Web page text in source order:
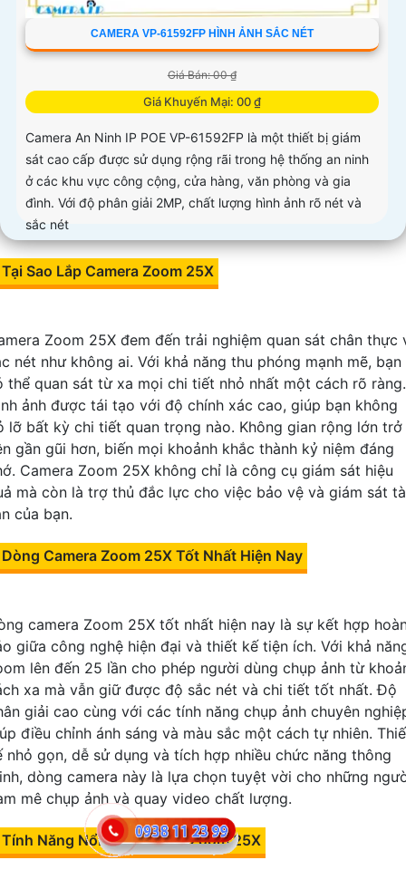
CAMERA VP-61592FP HÌNH ẢNH SẮC NÉT
Giá Bán: 00 ₫
Giá Khuyến Mại: 00 ₫
Camera An Ninh IP POE VP-61592FP là một thiết bị giám
sát cao cấp được sử dụng rộng rãi trong hệ thống an ninh
ở các khu vực công cộng, cửa hàng, văn phòng và gia
đình. Với độ phân giải 2MP, chất lượng hình ảnh rõ nét và
sắc nét
Tại Sao Lắp Camera Zoom 25X
Zoom 25X đem đến trải nghiệm quan sát chân thực
nét như không ai. Với khả năng thu phóng mạnh mẽ, bạn
thể quan sát từ xa mọi chi tiết nhỏ nhất một cách rõ ràng.
ảnh được tái tạo với độ chính xác cao, giúp bạn không
lỡ bất kỳ chi tiết quan trọng nào. Không gian rộng lớn trở
gần gũi hơn, biến mọi khoảnh khắc thành kỷ niệm đáng
Camera Zoom 25X không chỉ là công cụ giám sát hiệu
mà còn là trợ thủ đắc lực cho việc bảo vệ và giám sát
của bạn.
Dòng Camera Zoom 25X Tốt Nhất Hiện Nay
camera Zoom 25X tốt nhất hiện nay là sự kết hợp
giữa công nghệ hiện đại và thiết kế tiện ích. Với khả
lên đến 25 lần cho phép người dùng chụp ảnh từ
xa mà vẫn giữ được độ sắc nét và chi tiết tốt nhất. Độ
giải cao cùng với các tính năng chụp ảnh chuyên
điều chỉnh ánh sáng và màu sắc một cách tự nhiên.
nhỏ gọn, dễ sử dụng và tích hợp nhiều chức năng thông
dòng camera này là lựa chọn tuyệt vời cho những
mê chụp ảnh và quay video chất lượng.
Tính Năng Nổi Bật Camera Zoom 25X